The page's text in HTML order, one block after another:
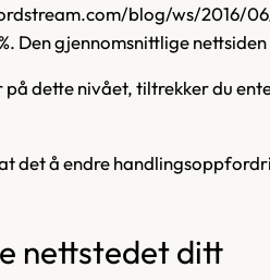
blog/ws/2016/
Den gjennomsnittlige
dette nivået, tiltrekker du
det å endre
nettstedet ditt